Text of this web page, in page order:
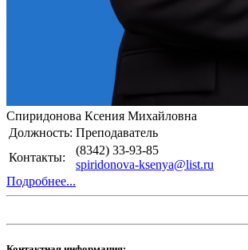
Спиридонова Ксения Михайловна
Должность: Преподаватель
Контакты:
(8342) 33-93-85
spiridonova-ksenya@list.ru
Подробнее...